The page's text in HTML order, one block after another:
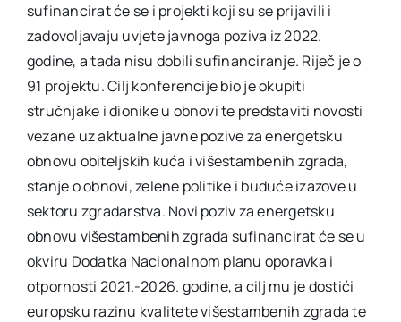
sufinancirat će se i projekti koji su se prijavili i
zadovoljavaju uvjete javnoga poziva iz 2022.
godine, a tada nisu dobili sufinanciranje. Riječ je o
91 projektu. Cilj konferencije bio je okupiti
stručnjake i dionike u obnovi te predstaviti novosti
vezane uz aktualne javne pozive za energetsku
obnovu obiteljskih kuća i višestambenih zgrada,
stanje o obnovi, zelene politike i buduće izazove u
sektoru zgradarstva. Novi poziv za energetsku
obnovu višestambenih zgrada sufinancirat će se u
okviru Dodatka Nacionalnom planu oporavka i
otpornosti 2021.-2026. godine, a cilj mu je dostići
europsku razinu kvalitete višestambenih zgrada te